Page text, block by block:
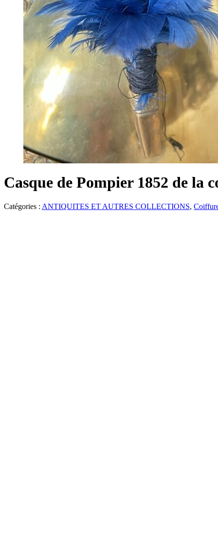
Casque de Pompier 1852 de la
Catégories : ANTIQUITES ET AUTRES COLLECTIONS,